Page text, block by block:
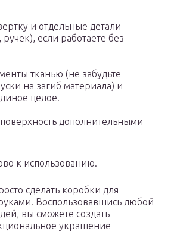
и отдельные детали
если работаете без
тканью (не забудьте
на загиб материала) и
целое.
дополнительными
к использованию.
сделать коробки для
Воспользовавшись любой
вы сможете создать
украшение